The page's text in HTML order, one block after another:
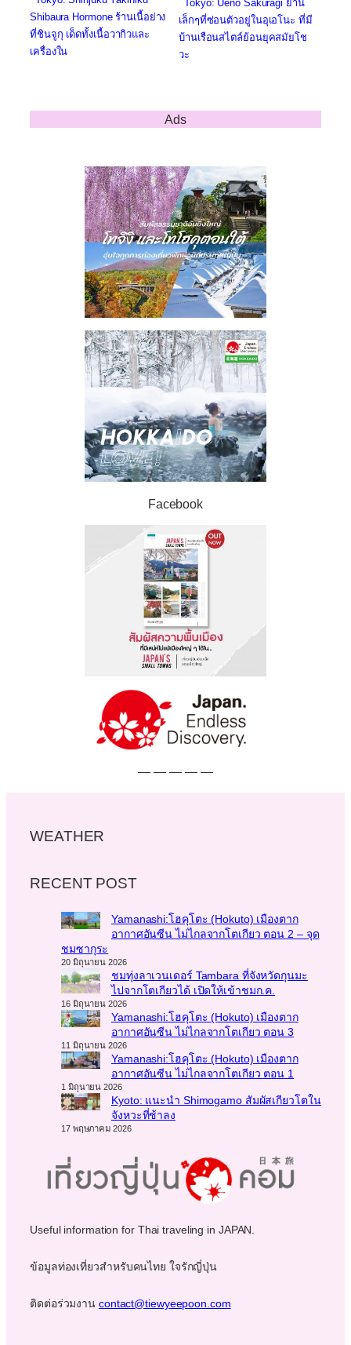
Shibaura Hormone ร้านเนื้อย่าง
ที่ชินจูกุ เด็ดทั้งเนื้อวากิวและ
เครื่องใน
Tokyo: Ueno Sakuragi ย่าน
เล็กๆที่ซ่อนตัวอยู่ในอุเอโนะ ที่มี
บ้านเรือนสไตล์ย้อนยุคสมัยโช
วะ
Ads
Facebook
— — — — —
WEATHER
RECENT POST
Yamanashi:โฮคุโตะ (Hokuto) เมืองตาก
อากาศอันซีน ไม่ไกลจากโตเกียว ตอน 2 – จุด
ชมซากุระ
20 มิถุนายน 2026
ชมทุ่งลาเวนเดอร์ Tambara ที่จังหวัดกุนมะ
ไปจากโตเกียวได้ เปิดให้เข้าชมก.ค.
16 มิถุนายน 2026
Yamanashi:โฮคุโตะ (Hokuto) เมืองตาก
อากาศอันซีน ไม่ไกลจากโตเกียว ตอน 3
11 มิถุนายน 2026
Yamanashi:โฮคุโตะ (Hokuto) เมืองตาก
อากาศอันซีน ไม่ไกลจากโตเกียว ตอน 1
1 มิถุนายน 2026
Kyoto: แนะนำ Shimogamo สัมผัสเกียวโตใน
จังหวะที่ช้าลง
17 พฤษภาคม 2026
Useful information for Thai traveling in JAPAN.
ข้อมูลท่องเที่ยวสำหรับคนไทย ใจรักญี่ปุ่น
ติดต่อร่วมงาน contact@tiewyeepoon.com